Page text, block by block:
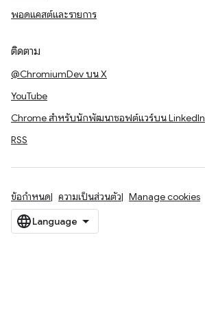
พอดแคสต์และรายการ
ติดตาม
@ChromiumDev บน X
YouTube
Chrome สำหรับนักพัฒนาซอฟต์แวร์บน LinkedIn
RSS
ข้อกำหนด ความเป็นส่วนตัว Manage cookies